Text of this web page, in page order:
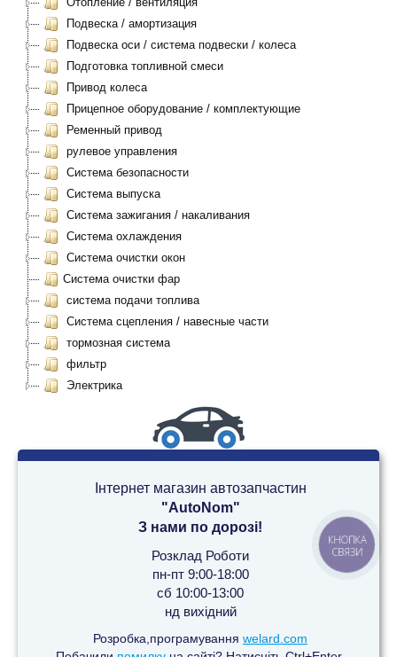
Подвеска / амортизация
Подвеска оси / система подвески / колеса
Подготовка топливной смеси
Привод колеса
Прицепное оборудование / комплектующие
Ременный привод
рулевое управления
Система безопасности
Система выпуска
Система зажигания / накаливания
Система охлаждения
Система очистки окон
Система очистки фар
система подачи топлива
Система сцепления / навесные части
тормозная система
фильтр
Электрика
Інтернет магазин автозапчастин
"AutoNom"
З нами по дорозі!
Розклад Роботи
пн-пт 9:00-18:00
сб 10:00-13:00
нд вихідний
Розробка,програмування welard.com
КНОПКА
СВЯЗИ